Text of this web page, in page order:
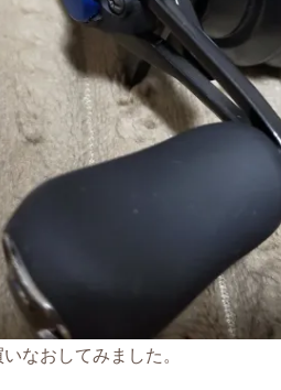
なおしてみました。